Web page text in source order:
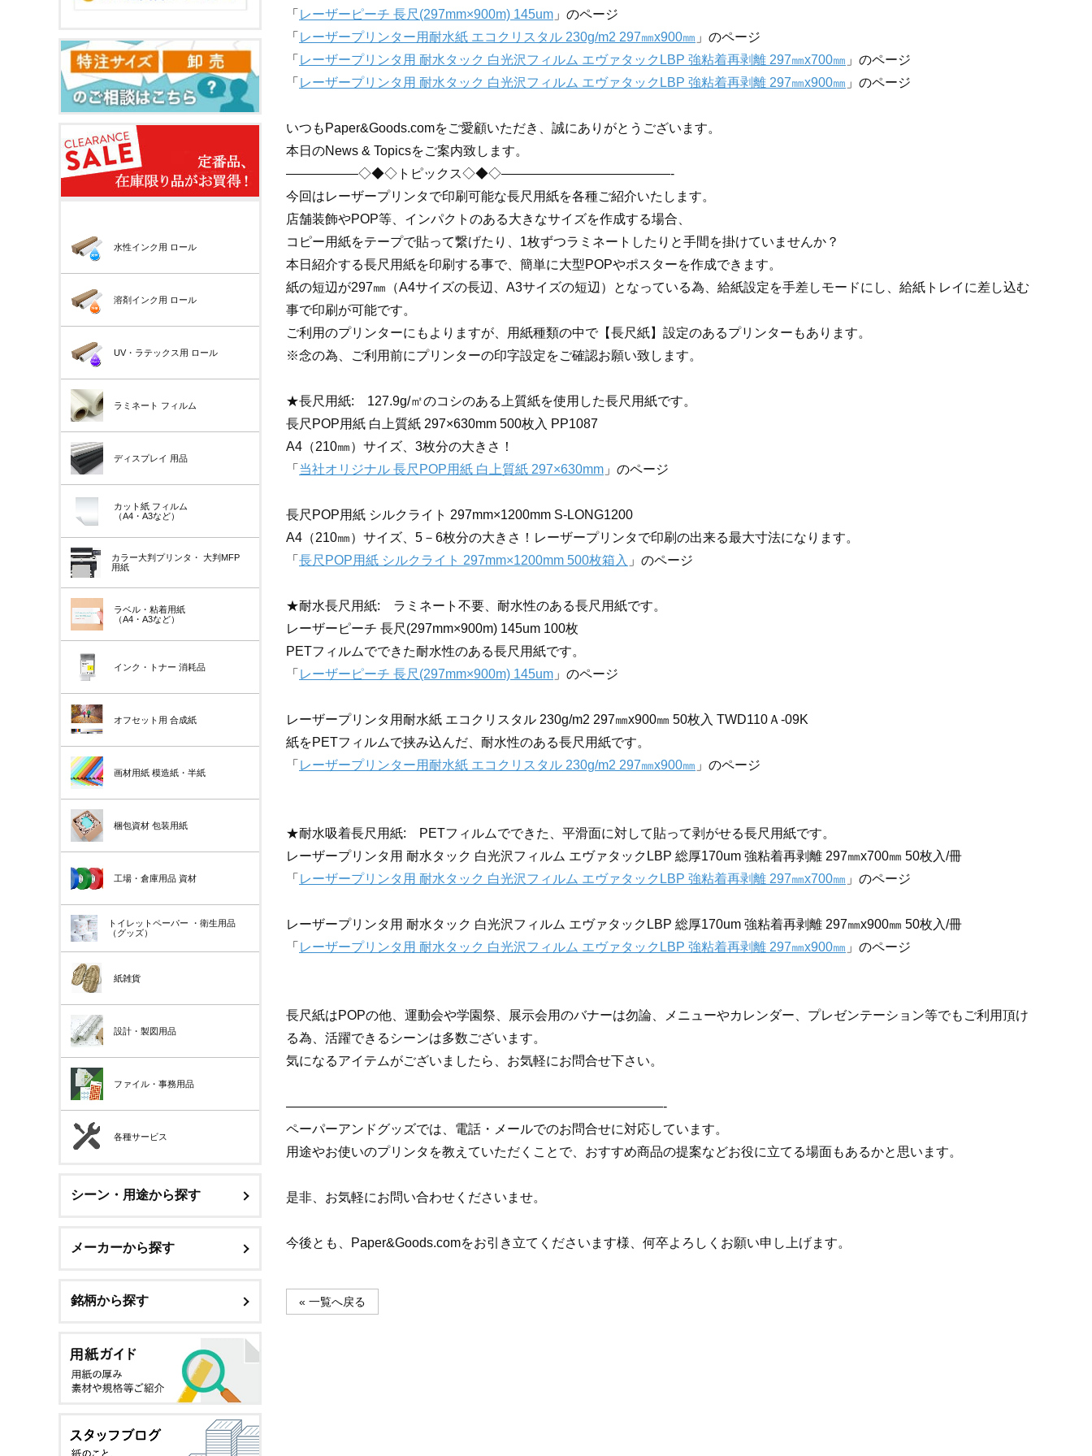
水性インク用 ロール
溶剤インク用 ロール
UV・ラテックス用 ロール
ラミネート フィルム
ディスプレイ 用品
カット紙 フィルム
（A4・A3など）
カラー大判プリンタ・ 大判MFP
用紙
ラベル・粘着用紙
（A4・A3など）
インク・トナー 消耗品
オフセット用 合成紙
画材用紙 模造紙・半紙
梱包資材 包装用紙
工場・倉庫用品 資材
トイレットペーパー ・衛生用品
（グッズ）
紙雑貨
設計・製図用品
ファイル・事務用品
各種サービス
シーン・用途から探す
メーカーから探す
銘柄から探す
「 レーザーピーチ 長尺(297mm×900m) 145um 」のページ
「 レーザープリンター用耐水紙 エコクリスタル 230g/m2 297㎜x900㎜ 」のページ
「 レーザープリンタ用 耐水タック 白光沢フィルム エヴァタックLBP 強粘着再剥離 297㎜x700㎜ 」のページ
「 レーザープリンタ用 耐水タック 白光沢フィルム エヴァタックLBP 強粘着再剥離 297㎜x900㎜ 」のページ
いつもPaper&Goods.comをご愛顧いただき、誠にありがとうございます。
本日のNews & Topicsをご案内致します。
—————–◇◆◇トピックス◇◆◇—————————————-
今回はレーザープリンタで印刷可能な長尺用紙を各種ご紹介いたします。
店舗装飾やPOP等、インパクトのある大きなサイズを作成する場合、
コピー用紙をテープで貼って繋げたり、1枚ずつラミネートしたりと手間を掛けていませんか？
本日紹介する長尺用紙を印刷する事で、簡単に大型POPやポスターを作成できます。
紙の短辺が297㎜（A4サイズの長辺、A3サイズの短辺）となっている為、給紙設定を手差しモードにし、給紙トレイに差し込む
事で印刷が可能です。
ご利用のプリンターにもよりますが、用紙種類の中で【長尺紙】設定のあるプリンターもあります。
※念の為、ご利用前にプリンターの印字設定をご確認お願い致します。
★長尺用紙: 127.9g/㎡のコシのある上質紙を使用した長尺用紙です。
長尺POP用紙 白上質紙 297×630mm 500枚入 PP1087
A4（210㎜）サイズ、3枚分の大きさ！
「 当社オリジナル 長尺POP用紙 白上質紙 297×630mm 」のページ
長尺POP用紙 シルクライト 297mm×1200mm S-LONG1200
A4（210㎜）サイズ、5－6枚分の大きさ！レーザープリンタで印刷の出来る最大寸法になります。
「 長尺POP用紙 シルクライト 297mm×1200mm 500枚箱入 」のページ
★耐水長尺用紙: ラミネート不要、耐水性のある長尺用紙です。
レーザーピーチ 長尺(297mm×900m) 145um 100枚
PETフィルムでできた耐水性のある長尺用紙です。
「 レーザーピーチ 長尺(297mm×900m) 145um 」のページ
レーザープリンタ用耐水紙 エコクリスタル 230g/m2 297㎜x900㎜ 50枚入 TWD110Ａ-09K
紙をPETフィルムで挟み込んだ、耐水性のある長尺用紙です。
「 レーザープリンター用耐水紙 エコクリスタル 230g/m2 297㎜x900㎜ 」のページ
★耐水吸着長尺用紙: PETフィルムでできた、平滑面に対して貼って剥がせる長尺用紙です。
レーザープリンタ用 耐水タック 白光沢フィルム エヴァタックLBP 総厚170um 強粘着再剥離 297㎜x700㎜ 50枚入/冊
「 レーザープリンタ用 耐水タック 白光沢フィルム エヴァタックLBP 強粘着再剥離 297㎜x700㎜ 」のページ
レーザープリンタ用 耐水タック 白光沢フィルム エヴァタックLBP 総厚170um 強粘着再剥離 297㎜x900㎜ 50枚入/冊
「 レーザープリンタ用 耐水タック 白光沢フィルム エヴァタックLBP 強粘着再剥離 297㎜x900㎜ 」のページ
長尺紙はPOPの他、運動会や学園祭、展示会用のバナーは勿論、メニューやカレンダー、プレゼンテーション等でもご利用頂け
る為、活躍できるシーンは多数ございます。
気になるアイテムがございましたら、お気軽にお問合せ下さい。
—————————————————————————————-
ペーパーアンドグッズでは、電話・メールでのお問合せに対応しています。
用途やお使いのプリンタを教えていただくことで、おすすめ商品の提案などお役に立てる場面もあるかと思います。
是非、お気軽にお問い合わせくださいませ。
今後とも、Paper&Goods.comをお引き立てくださいます様、何卒よろしくお願い申し上げます。
« 一覧へ戻る